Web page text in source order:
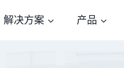
解决方案 产品